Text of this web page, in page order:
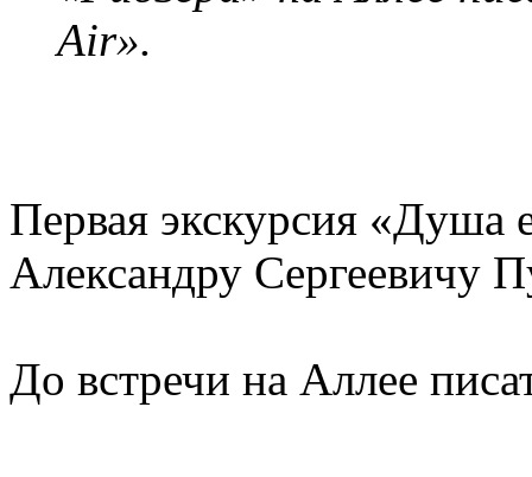
Air».
Первая экскурсия «Душа
Александру Сергеевичу
До встречи на Аллее